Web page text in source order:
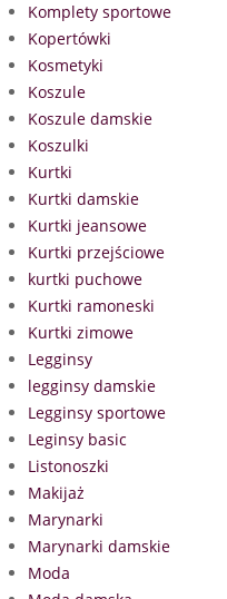
Komplety sportowe
Kopertówki
Kosmetyki
Koszule
Koszule damskie
Koszulki
Kurtki
Kurtki damskie
Kurtki jeansowe
Kurtki przejściowe
kurtki puchowe
Kurtki ramoneski
Kurtki zimowe
Legginsy
legginsy damskie
Legginsy sportowe
Leginsy basic
Listonoszki
Makijaż
Marynarki
Marynarki damskie
Moda